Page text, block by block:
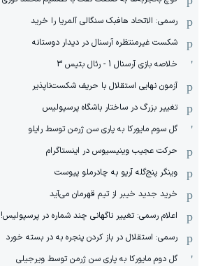
رسمی: الاتحاد هافبک سنگالی آلمریا را خرید
شکست غیرمنتظره آرسنال در دیدار دوستانه
خلاصه بازی آرسنال 1 - رئال بتیس 3
آزمون نهایی استقلال با حریف شکست‌ناپذیر
تغییر بزرگ در ساختار باشگاه پرسپولیس
گل سوم مایورکا به پاری سن ژرمن توسط رایلو
حرکت عجیب وینیسیوس در اینستاگرام
وینگر پنج‌گله آریو به چادرملو پیوست
خرید جدید خیبر از تیم قهرمان می‌آید
اعلام رسمی: تغییر ناگهانی چند شماره در پرسپولیس!
رسمی: استقلال در باز کردن پنجره به در بسته خورد
گل دوم مایورکا به پاری سن ژرمن توسط ویرجیلی